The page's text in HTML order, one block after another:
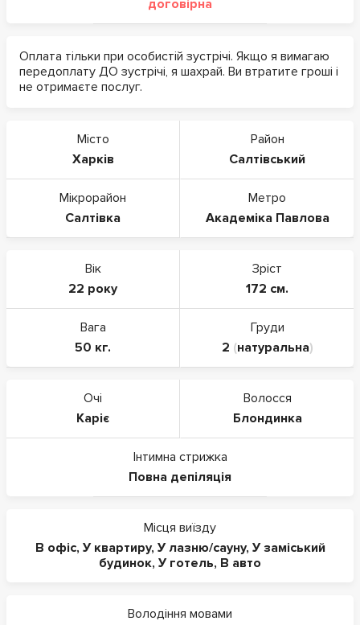
договірна
Оплата тільки при особистій зустрічі. Якщо я вимагаю
передоплату ДО зустрічі, я шахрай. Ви втратите гроші і
не отримаєте послуг.
Місто
Харків
Район
Салтівський
Мікрорайон
Салтівка
Метро
Академіка Павлова
Вік
22 року
Зріст
172 см.
Вага
50 кг.
Груди
2 (натуральна)
Очі
Каріє
Волосся
Блондинка
Інтимна стрижка
Повна депіляція
Місця виїзду
В офіс, У квартиру, У лазню/сауну, У заміський
будинок, У готель, В авто
Володіння мовами